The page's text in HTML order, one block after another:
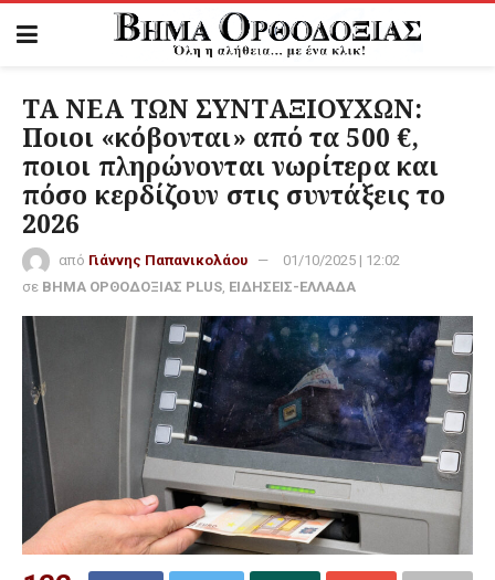
ΤΑ ΝΕΑ ΤΩΝ ΣΥΝΤΑΞΙΟΥΧΩΝ:
Ποιοι «κόβονται» από τα 500 €,
ποιοι πληρώνονται νωρίτερα και
πόσο κερδίζουν στις συντάξεις το
2026
από Γιάννης Παπανικολάου
01/10/2025 | 12:02
σε ΒΗΜΑ ΟΡΘΟΔΟΞΙΑΣ PLUS, ΕΙΔΗΣΕΙΣ-ΕΛΛΑΔΑ